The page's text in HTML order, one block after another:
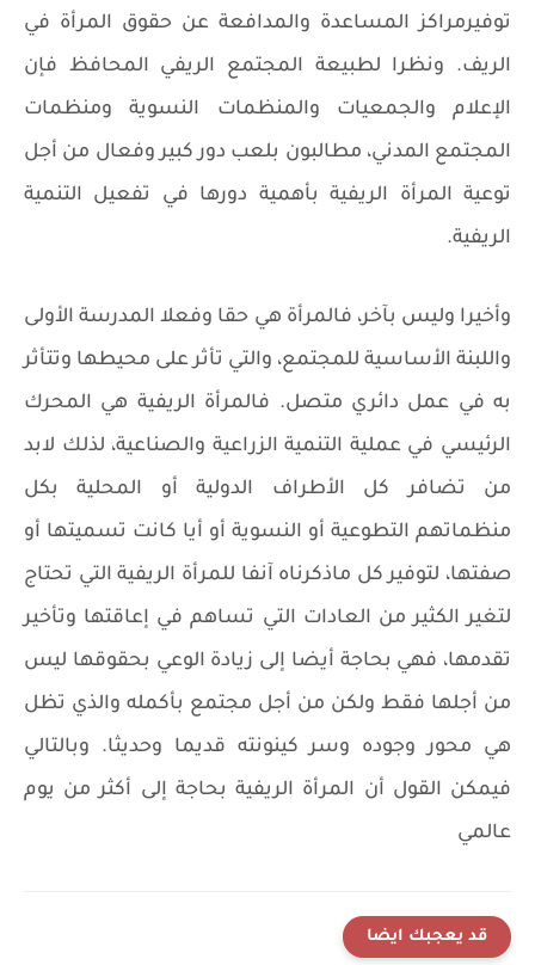
توفيرمراكز المساعدة والمدافعة عن حقوق المرأة في
الريف. ونظرا لطبيعة المجتمع الريفي المحافظ فإن
الإعلام والجمعيات والمنظمات النسوية ومنظمات
المجتمع المدني، مطالبون بلعب دور كبير وفعال من أجل
توعية المرأة الريفية بأهمية دورها في تفعيل التنمية
الريفية.
وأخيرا وليس بآخر، فالمرأة هي حقا وفعلا المدرسة الأولى
واللبنة الأساسية للمجتمع، والتي تأثر على محيطها وتتأثر
به في عمل دائري متصل. فالمرأة الريفية هي المحرك
الرئيسي في عملية التنمية الزراعية والصناعية، لذلك لابد
من تضافر كل الأطراف الدولية أو المحلية بكل
منظماتهم التطوعية أو النسوية أو أيا كانت تسميتها أو
صفتها، لتوفير كل ماذكرناه آنفا للمرأة الريفية التي تحتاج
لتغير الكثير من العادات التي تساهم في إعاقتها وتأخير
تقدمها، فهي بحاجة أيضا إلى زيادة الوعي بحقوقها ليس
من أجلها فقط ولكن من أجل مجتمع بأكمله والذي تظل
هي محور وجوده وسر كينونته قديما وحديثا. وبالتالي
فيمكن القول أن المرأة الريفية بحاجة إلى أكثر من يوم
عالمي
قد يعجبك ايضا